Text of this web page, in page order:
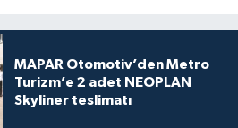
MAPAR Otomotiv’den Metro
Turizm’e 2 adet NEOPLAN
Skyliner teslimatı